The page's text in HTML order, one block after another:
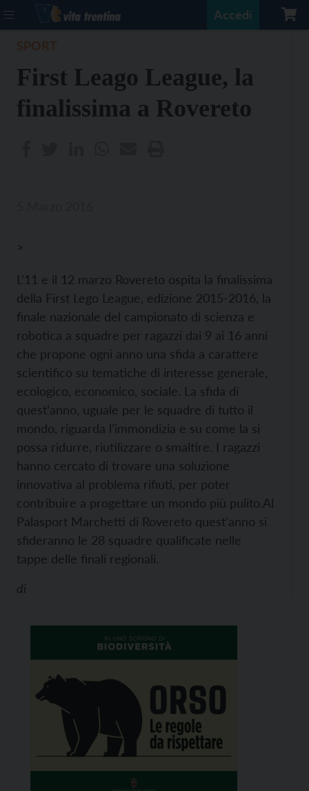
Accedi
First Leago League, la
finalissima a Rovereto
>
L’11 e il 12 marzo Rovereto ospita la finalissima
della First Lego League, edizione 2015-2016, la
finale nazionale del campionato di scienza e
robotica a squadre per ragazzi dai 9 ai 16 anni
che propone ogni anno una sfida a carattere
scientifico su tematiche di interesse generale,
ecologico, economico, sociale. La sfida di
quest’anno, uguale per le squadre di tutto il
mondo, riguarda l’immondizia e su come la si
possa ridurre, riutilizzare o smaltire. I ragazzi
hanno cercato di trovare una soluzione
innovativa al problema rifiuti, per poter
contribuire a progettare un mondo più pulito.Al
Palasport Marchetti di Rovereto quest’anno si
sfideranno le 28 squadre qualificate nelle
tappe delle finali regionali.
di